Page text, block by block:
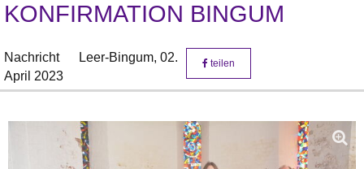
KONFIRMATION BINGUM
Nachricht Leer-Bingum, 02.
April 2023
teilen